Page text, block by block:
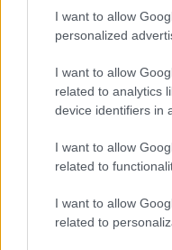
I want to allow
personalized
I want to allow
related to analytics
device identifiers in
I want to allow
related to
I want to allow
related to
HÍRLEVÉL